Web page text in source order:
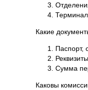
Какие
Паспорт,
Сумма
Каковы